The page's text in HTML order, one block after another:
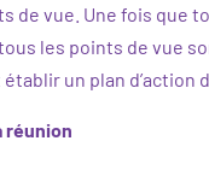
de vue. Une fois que
les points de vue
un plan d’action
réunion